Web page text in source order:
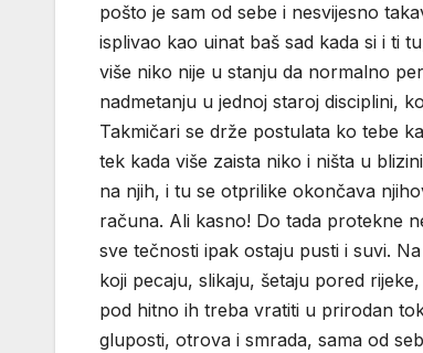
pošto je sam od sebe i nesvijesno
isplivao kao uinat baš sad kada si i ti
više niko nije u stanju da normalno
nadmetanju u jednoj staroj disciplini,
Takmičari se drže postulata ko tebe
tek kada više zaista niko i ništa u
na njih, i tu se otprilike okončava
računa. Ali kasno! Do tada protekne
sve tečnosti ipak ostaju pusti i suvi.
koji pecaju, slikaju, šetaju pored
pod hitno ih treba vratiti u prirodan
gluposti, otrova i smrada, sama od